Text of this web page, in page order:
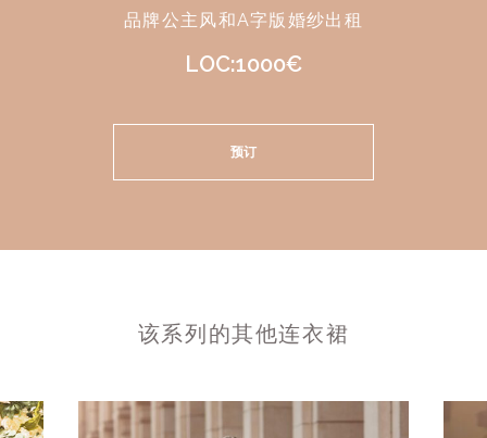
品牌公主风和A字版婚纱出租
LOC:1000€
预订
该系列的其他连衣裙